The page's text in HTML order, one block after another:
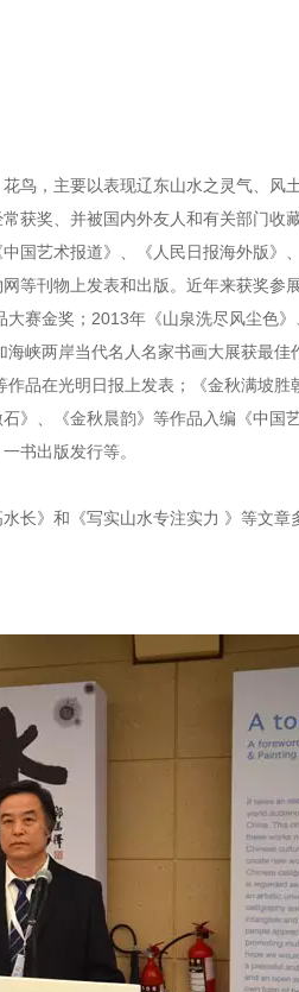
鸟，主要以表现辽东山水之灵气、
获奖、并被国内外友人和有关部门收
国艺术报道》、《人民日报海外版
等刊物上发表和出版。近年来获奖
赛金奖；2013年《山泉洗尽风尘色
峡两岸当代名人名家书画大展获最
品在光明日报上发表；《金秋满坡胜
》、《金秋晨韵》等作品入编《中国
书出版发行等。
》和《写实山水专注实力 》等文章